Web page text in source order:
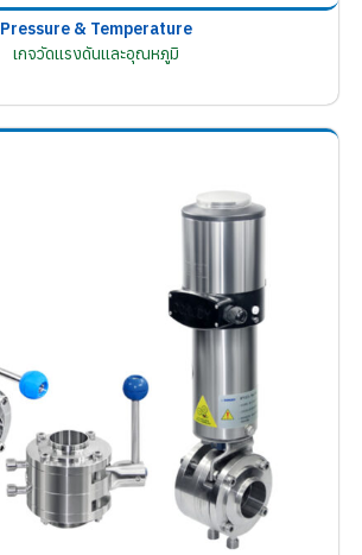
Pressure & Temperature
เกจวัดแรงดันและอุณหภูมิ